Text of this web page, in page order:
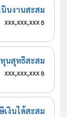
นินงานสะสม
xxx,xxx,xxx฿
นสุทธิสะสม
xxx,xxx,xxx฿
เงินได้สะสม